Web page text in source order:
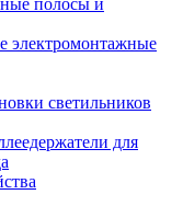
полосы и
электромонтажные
светильников
для